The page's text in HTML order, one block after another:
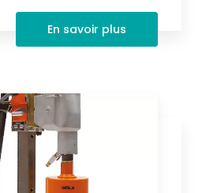
En savoir plus